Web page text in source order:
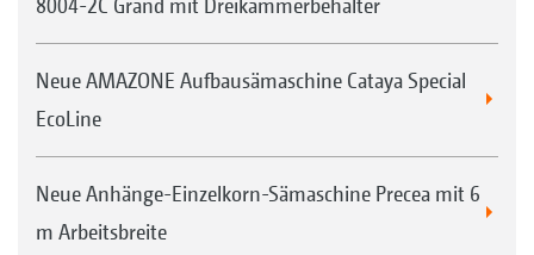
8004-2C Grand mit Dreikammerbehälter
Neue AMAZONE Aufbausämaschine Cataya Special
EcoLine
Neue Anhänge-Einzelkorn-Sämaschine Precea mit 6
m Arbeitsbreite